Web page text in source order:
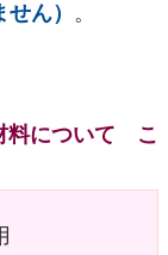
ん） 。
料について こ